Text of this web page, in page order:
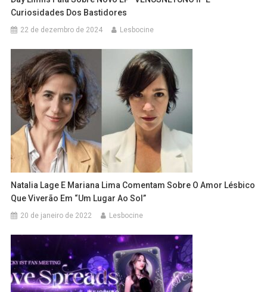
Curiosidades Dos Bastidores
22 de dezembro de 2024 Lesbocine
Natalia Lage E Mariana Lima Comentam Sobre O Amor Lésbico
Que Viverão Em “Um Lugar Ao Sol”
20 de janeiro de 2022 Lesbocine